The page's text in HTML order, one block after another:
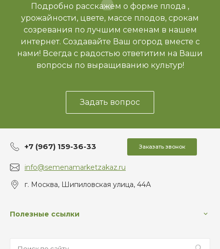
Подробно расскажем о форме плода ,
урожайности, цвете, массе плодов, срокам
созревания по лучшим семенам в нашем
интернет. Создавайте Ваш огород вместе с
нами! Всегда с радостью ответитим на Ваши
вопросы по выращиванию культур!
Задать вопрос
+7 (967) 159-36-33 Заказать звонок
info@semenamarketzakaz.ru
г. Москва, Шипиловская улица, 44А
Полезные ссылки